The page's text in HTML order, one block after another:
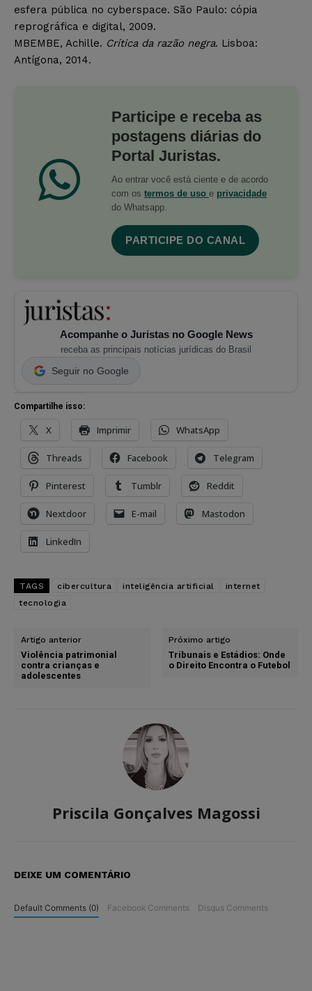
esfera pública no cyberspace. São Paulo: cópia
reprográfica e digital, 2009.
MBEMBE, Achille. Crítica da razão negra. Lisboa:
Antígona, 2014.
Participe e receba as
postagens diárias do
Portal Juristas.
Ao entrar você está ciente e de acordo
com os termos de uso e privacidade
do Whatsapp.
PARTICIPE DO CANAL
Acompanhe o Juristas no Google News
receba as principais notícias jurídicas do Brasil
Seguir no Google
Compartilhe isso:
X Imprimir WhatsApp
Threads Facebook Telegram
Pinterest Tumblr Reddit
Nextdoor E-mail Mastodon
LinkedIn
TAGS cibercultura inteligência artificial
internet
tecnologia
Artigo anterior
Violência patrimonial
contra crianças e
adolescentes
Próximo artigo
Tribunais e Estádios: Onde
o Direito Encontra o Futebol
Priscila Gonçalves Magossi
DEIXE UM COMENTÁRIO
Default Comments (0) Facebook Comments Disqus Comments